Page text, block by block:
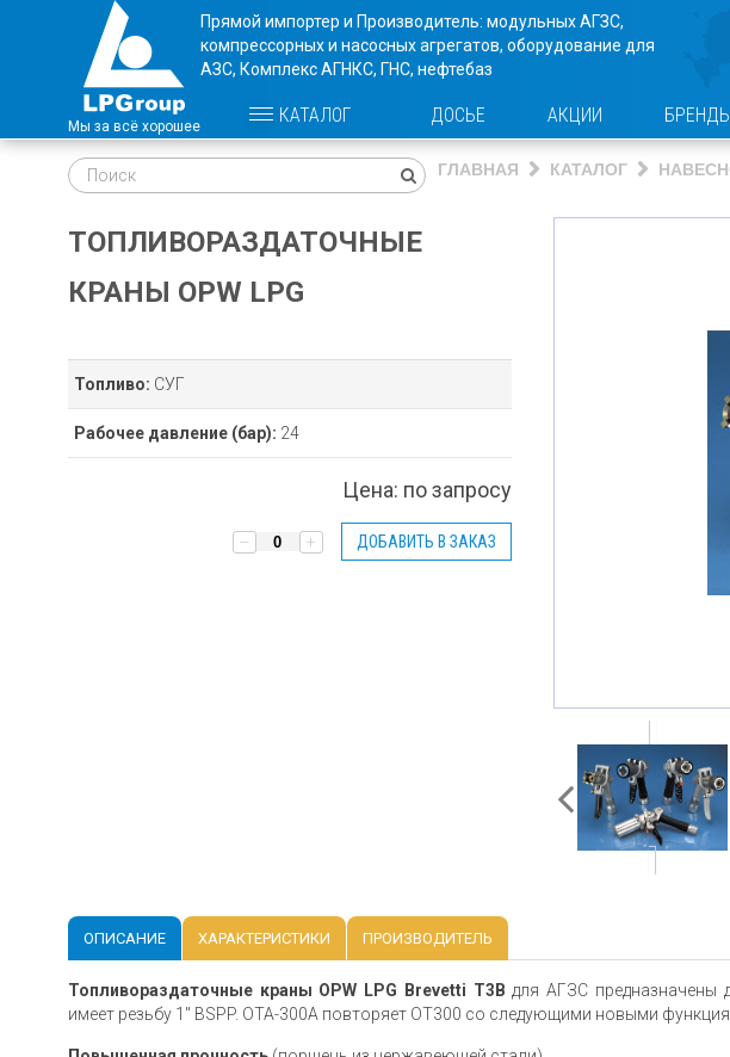
Прямой импортер и Производитель: модульных АГЗС,
компрессорных и насосных агрегатов, оборудование для
АЗС, Комплекс АГНКС, ГНС, нефтебаз
КАТАЛОГ ДОСЬЕ АКЦИИ БРЕНДЫ
ГЛАВНАЯ КАТАЛОГ
ТОПЛИВОРАЗДАТОЧНЫЕ
КРАНЫ OPW LPG
Топливо: СУГ
Рабочее давление (бар): 24
Цена: по запросу
ДОБАВИТЬ В ЗАКАЗ
ОПИСАНИЕ ХАРАКТЕРИСТИКИ ПРОИЗВОДИТЕЛЬ
Топливораздаточные краны OPW LPG Brevetti T3B для АГЗС предназначены
имеет резьбу 1" BSPP. OTA-300A повторяет OT300 со следующими новыми